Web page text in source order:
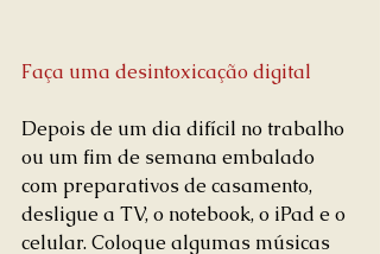
Faça uma desintoxicação digital
Depois de um dia difícil no trabalho
ou um fim de semana embalado
com preparativos de casamento,
desligue a TV, o notebook, o iPad e o
celular. Coloque algumas músicas